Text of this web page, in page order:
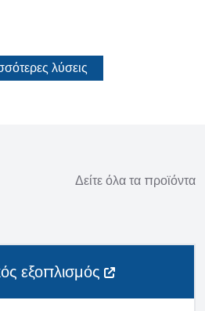
λύσεις
Δείτε όλα τα προϊόντα
εξοπλισμός